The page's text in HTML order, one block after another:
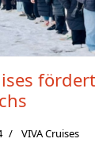
VIVA Cruises